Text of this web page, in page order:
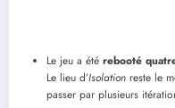
Le jeu a été rebooté
Le lieu d’Isolation reste le
passer par plusieurs